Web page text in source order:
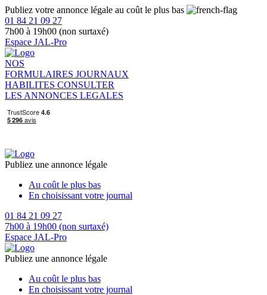
Publiez votre annonce légale au coût le plus bas
01 84 21 09 27
7h00 à 19h00 (non surtaxé)
Espace JAL-Pro
NOS
FORMULAIRES JOURNAUX
HABILITES CONSULTER
LES ANNONCES LEGALES
Publiez une annonce légale
Au coût le plus bas
En choisissant votre journal
01 84 21 09 27
7h00 à 19h00 (non surtaxé)
Espace JAL-Pro
Publiez une annonce légale
Au coût le plus bas
En choisissant votre journal